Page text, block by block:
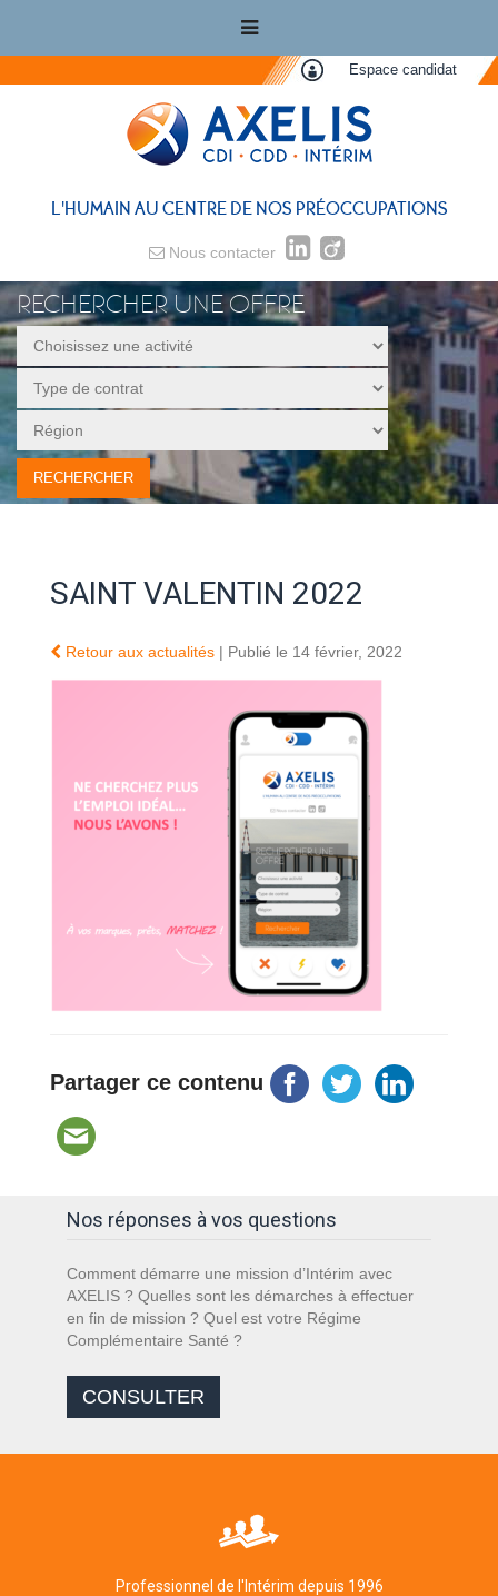
Espace candidat
L'HUMAIN AU CENTRE DE NOS PRÉOCCUPATIONS
Nous contacter
RECHERCHER UNE OFFRE
SAINT VALENTIN 2022
Retour aux actualités | Publié le 14 février, 2022
Partager ce contenu
Nos réponses à vos questions
Comment démarre une mission d’Intérim avec
AXELIS ? Quelles sont les démarches à effectuer
en fin de mission ? Quel est votre Régime
Complémentaire Santé ?
CONSULTER
Professionnel de l'Intérim depuis 1996